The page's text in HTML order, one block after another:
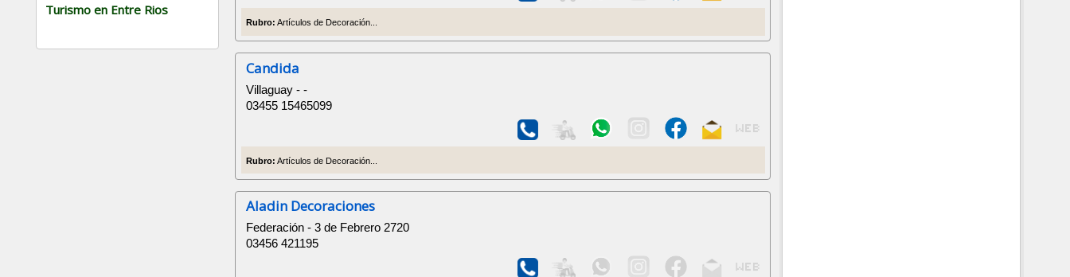
Turismo en Entre Rios
Rubro: Artículos de Decoración...
Candida
Villaguay - -
03455 15465099
Rubro: Artículos de Decoración...
Aladin Decoraciones
Federación - 3 de Febrero 2720
03456 421195